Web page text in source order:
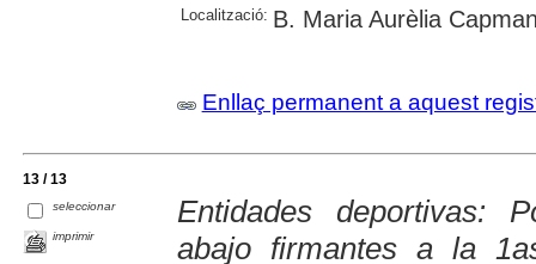
Localització: B. Maria Aurèlia
Enllaç permanent a aquest
13 / 13
seleccionar
imprimir
Entidades deportivas:
abajo firmantes a la